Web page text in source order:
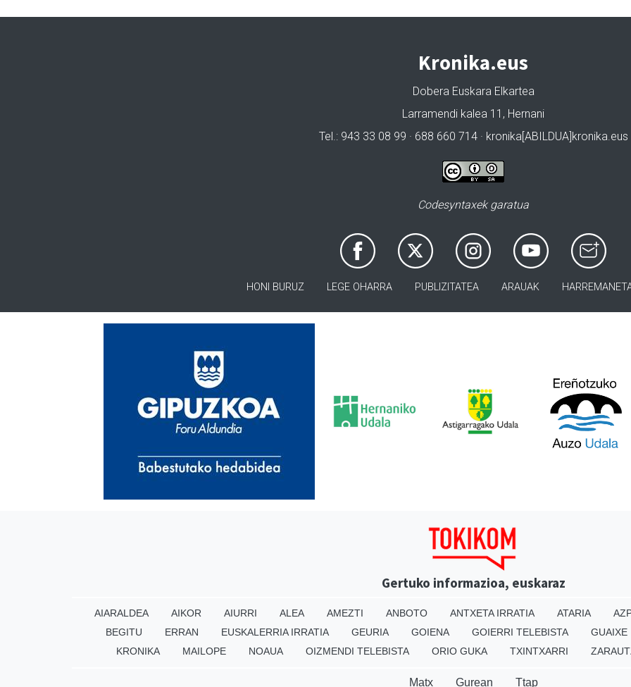
Kronika.eus
Dobera Euskara Elkartea
Larramendi kalea 11, Hernani
Tel.: 943 33 08 99 · 688 660 714 · kronika[ABILDUA]kronika.eus
Codesyntaxek garatua
HONI BURUZ LEGE OHARRA PUBLIZITATEA ARAUAK
Gertuko informazioa, euskaraz
AIARALDEA AIKOR AIURRI ALEA AMEZTI ANBOTO ANTXETA IRRATIA ATARIA
BEGITU
ERRAN EUSKALERRIA IRRATIA GEURIA GOIENA GOIERRI TELEBISTA GUAIXE
KRONIKA
MAILOPE NOAUA OIZMENDI TELEBISTA ORIO GUKA TXINTXARRI
Matx Gurean Ttap